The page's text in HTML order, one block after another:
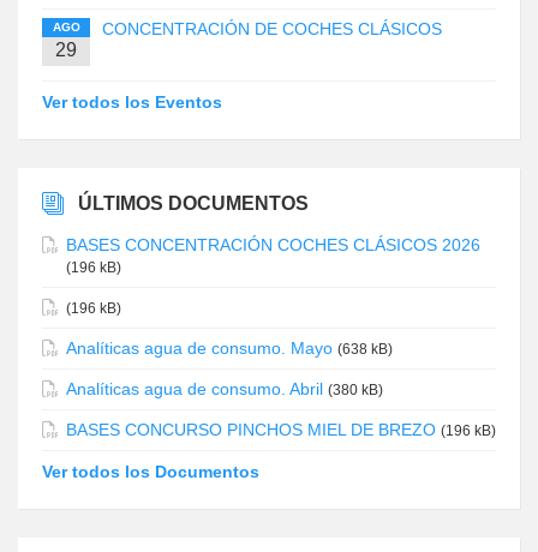
AGO
29
CONCENTRACIÓN DE COCHES CLÁSICOS
Ver todos los Eventos
ÚLTIMOS DOCUMENTOS
BASES CONCENTRACIÓN COCHES CLÁSICOS 2026
(196 kB)
(196 kB)
Analíticas agua de consumo. Mayo (638 kB)
Analíticas agua de consumo. Abril (380 kB)
BASES CONCURSO PINCHOS MIEL DE BREZO (196 kB)
Ver todos los Documentos